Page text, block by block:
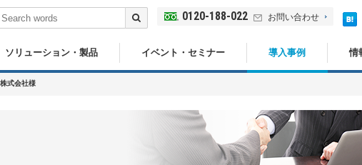
0120-188-022 お問い合わせ
ソリューション・製品 イベント・セミナー 導入事例 情
式会社様